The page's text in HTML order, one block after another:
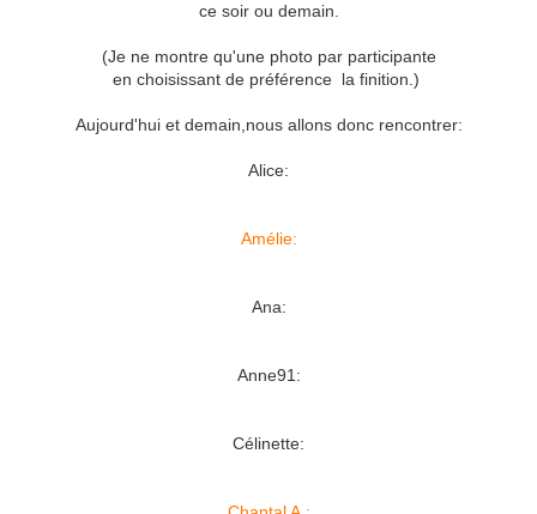
ce soir ou demain.
(Je ne montre qu'une photo par participante
en choisissant de préférence la finition.)
Aujourd'hui et demain,nous allons donc rencontrer:
Alice:
Amélie:
Ana:
Anne91:
Célinette: